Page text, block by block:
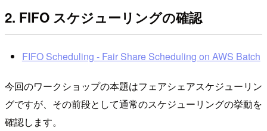
2. FIFO スケジューリングの確認
FIFO Scheduling - Fair Share Scheduling on AWS Batch
今回のワークショップの本題はフェアシェアスケジューリン
グですが、その前段として通常のスケジューリングの挙動を
確認します。